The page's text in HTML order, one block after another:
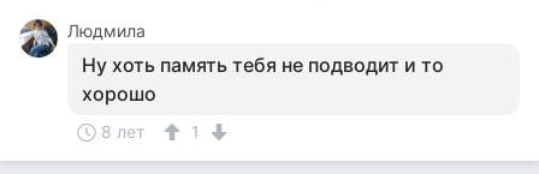
Людмила
Ну хоть память тебя не подводит и то
хорошо
8 лет 1